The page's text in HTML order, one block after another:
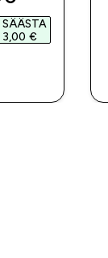
SÄÄSTA
3,00 €‎